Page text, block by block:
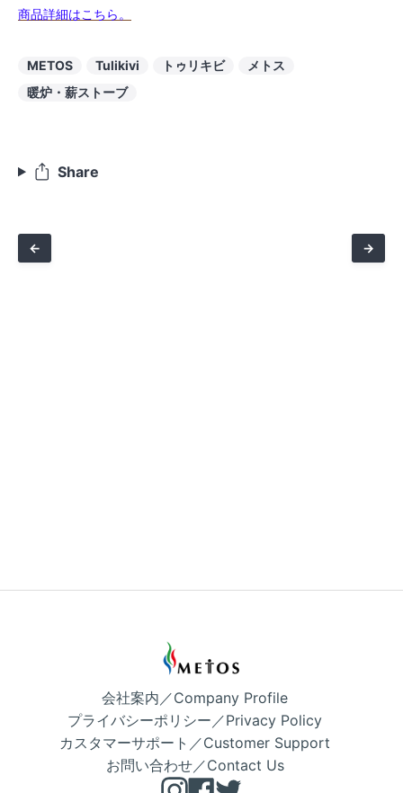
商品詳細はこちら。
METOS Tulikivi トゥリキビ
メトス
暖炉・薪ストーブ
Share
← →
会社案内／Company Profile
プライバシーポリシー／Privacy Policy
カスタマーサポート／Customer Support
お問い合わせ／Contact Us